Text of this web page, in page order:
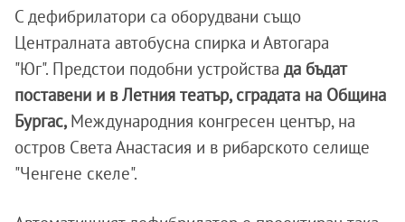
С дефибрилатори са оборудвани също
Централната автобусна спирка и Автогара
"Юг". Предстои подобни устройства да бъдат
поставени и в Летния театър, сградата на Община
Бургас, Международния конгресен център, на
остров Света Анастасия и в рибарското селище
"Ченгене скеле".